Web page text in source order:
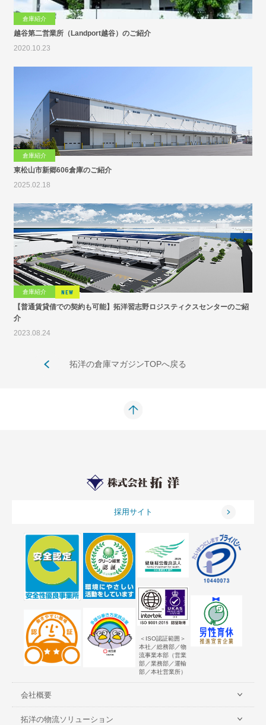
倉庫紹介
越谷第二営業所（Landport越谷）のご紹介
2020.10.23
倉庫紹介
東松山市新郷606倉庫のご紹介
2025.02.18
倉庫紹介 NEW
【普通賃貸借での契約も可能】拓洋習志野ロジスティクスセンターのご紹
介
2023.08.24
拓洋の倉庫マガジンTOPへ戻る
採用サイト
＜ISO認証範囲＞
本社／総務部／物
流事業本部（営業
部／業務部／運輸
部／本社営業所）
会社概要
拓洋の物流ソリューション